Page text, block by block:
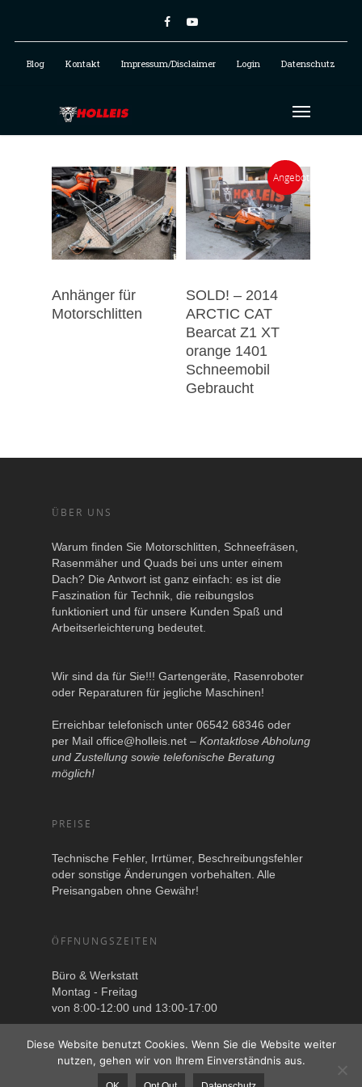
Blog Kontakt Impressum/Disclaimer Login Datenschutz
Anhänger für
Motorschlitten
Angebot!
SOLD! – 2014
ARCTIC CAT
Bearcat Z1 XT
orange 1401
Schneemobil
Gebraucht
ÜBER UNS
Warum finden Sie Motorschlitten, Schneefräsen,
Rasenmäher und Quads bei uns unter einem
Dach? Die Antwort ist ganz einfach: es ist die
Faszination für Technik, die reibungslos
funktioniert und für unsere Kunden Spaß und
Arbeitserleichterung bedeutet.
Wir sind da für Sie!!! Gartengeräte, Rasenroboter
oder Reparaturen für jegliche Maschinen!
Erreichbar telefonisch unter 06542 68346 oder
per Mail office@holleis.net – Kontaktlose Abholung
und Zustellung sowie telefonische Beratung
möglich!
PREISE
Technische Fehler, Irrtümer, Beschreibungsfehler
oder sonstige Änderungen vorbehalten. Alle
Preisangaben ohne Gewähr!
ÖFFNUNGSZEITEN
Büro & Werkstatt
Montag - Freitag
von 8:00-12:00 und 13:00-17:00
Diese Website benutzt Cookies. Wenn Sie die Website weiter
nutzen, gehen wir von Ihrem Einverständnis aus.